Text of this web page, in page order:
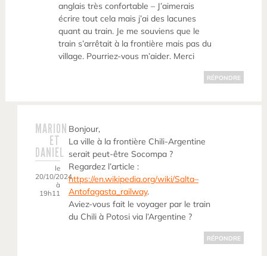
anglais très confortable – J’aimerais
écrire tout cela mais j’ai des lacunes
quant au train. Je me souviens que le
train s’arrêtait à la frontière mais pas du
village. Pourriez-vous m’aider. Merci
RÉPONDRE
MARION
ET
DANIEL
le
20/10/2024
à
19h11
Bonjour,
La ville à la frontière Chili-Argentine
serait peut-être Socompa ?
Regardez l’article :
https://en.wikipedia.org/wiki/Salta–
Antofagasta_railway.
Aviez-vous fait le voyager par le train
du Chili à Potosi via l’Argentine ?
RÉPONDRE